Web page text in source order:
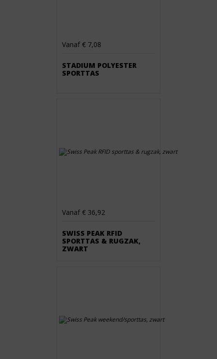
Vanaf € 7,08
STADIUM POLYESTER
SPORTTAS
Vanaf € 36,92
SWISS PEAK RFID
SPORTTAS & RUGZAK,
ZWART